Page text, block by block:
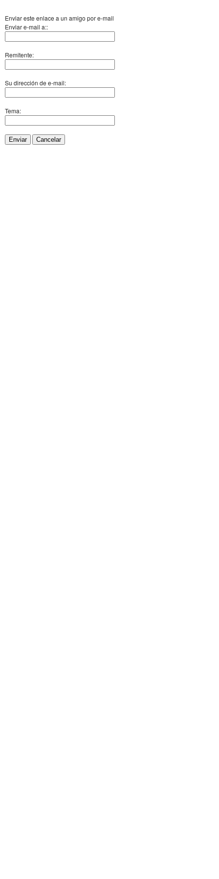
Enviar este enlace a un amigo por e-mail
Enviar e-mail a::
Remitente:
Su dirección de e-mail:
Tema:
Enviar Cancelar